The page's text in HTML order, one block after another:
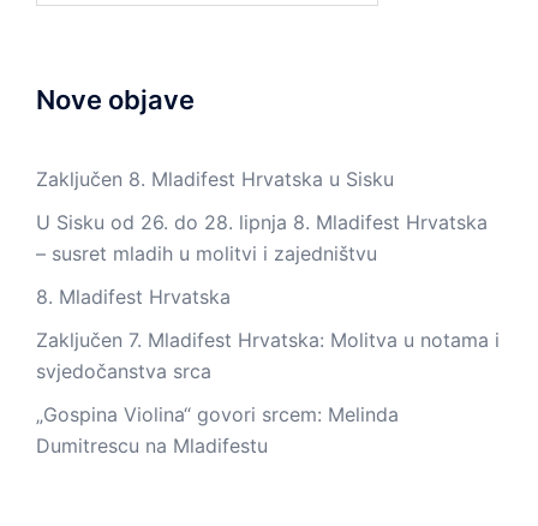
Nove objave
Zaključen 8. Mladifest Hrvatska u Sisku
U Sisku od 26. do 28. lipnja 8. Mladifest Hrvatska
– susret mladih u molitvi i zajedništvu
8. Mladifest Hrvatska
Zaključen 7. Mladifest Hrvatska: Molitva u notama i
svjedočanstva srca
„Gospina Violina“ govori srcem: Melinda
Dumitrescu na Mladifestu